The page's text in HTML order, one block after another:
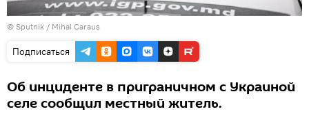
© Sputnik / Mihai Caraus
Подписаться
Об инциденте в приграничном с Украиной
селе сообщил местный житель.